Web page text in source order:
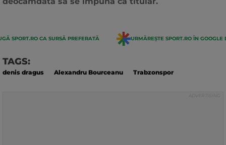
SPORT.RO CA SURSĂ PREFERATĂ URMĂREȘTE SPORT.RO ÎN GOOGLE
TAGS:
denis dragus Alexandru Bourceanu Trabzonspor